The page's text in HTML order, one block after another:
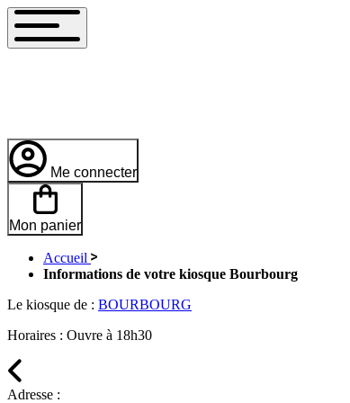
Me connecter
Mon panier
Accueil
Informations de votre kiosque Bourbourg
Le kiosque de : BOURBOURG
Horaires : Ouvre à 18h30
Adresse :